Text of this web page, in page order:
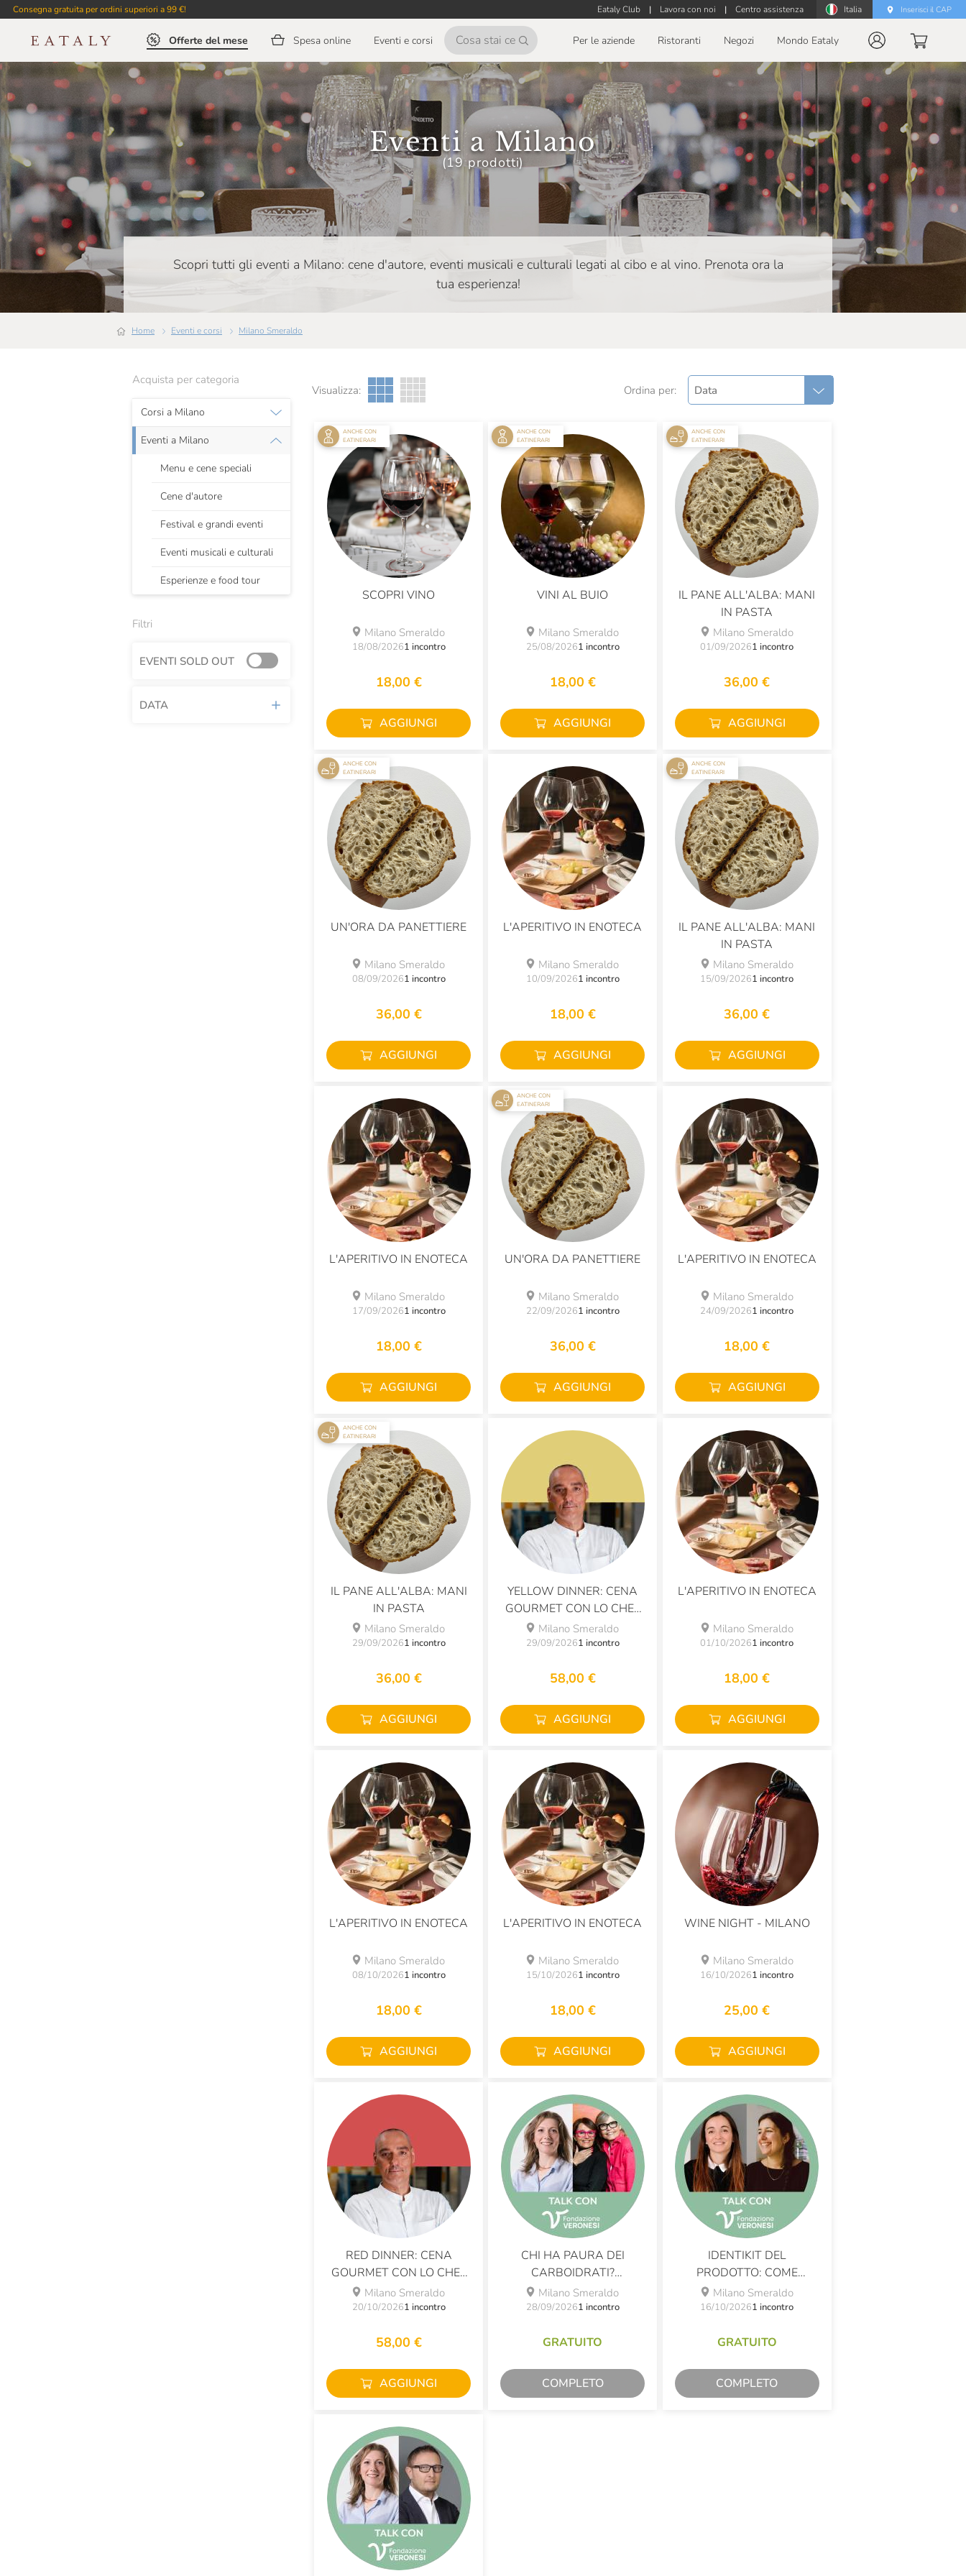
Consegna gratuita per ordini superiori a 99 €! Eataly Club | Lavora con noi | Centro assistenza Italia Inserisci il CAP
Offerte del mese Spesa online Eventi e corsi Per le aziende Ristoranti Negozi Mondo Eataly
Eventi a Milano
(19 prodotti)
Scopri tutti gli eventi a Milano: cene d'autore, eventi musicali e culturali legati al cibo e al vino. Prenota ora la
tua esperienza!
Home Eventi e corsi Milano Smeraldo
Acquista per categoria
Corsi a Milano
Eventi a Milano
Menu e cene speciali
Cene d'autore
Festival e grandi eventi
Eventi musicali e culturali
Esperienze e food tour
Filtri
EVENTI SOLD OUT
DATA
Visualizza: Ordina per: Data
ANCHE CON
EATINERARI
SCOPRI VINO
Milano Smeraldo
18/08/20261 incontro
18,00 €
AGGIUNGI
ANCHE CON
EATINERARI
VINI AL BUIO
Milano Smeraldo
25/08/20261 incontro
18,00 €
AGGIUNGI
ANCHE CON
EATINERARI
IL PANE ALL'ALBA: MANI
IN PASTA
Milano Smeraldo
01/09/20261 incontro
36,00 €
AGGIUNGI
ANCHE CON
EATINERARI
UN'ORA DA PANETTIERE
Milano Smeraldo
08/09/20261 incontro
36,00 €
AGGIUNGI
L'APERITIVO IN ENOTECA
Milano Smeraldo
10/09/20261 incontro
18,00 €
AGGIUNGI
ANCHE CON
EATINERARI
IL PANE ALL'ALBA: MANI
IN PASTA
Milano Smeraldo
15/09/20261 incontro
36,00 €
AGGIUNGI
L'APERITIVO IN ENOTECA
Milano Smeraldo
17/09/20261 incontro
18,00 €
AGGIUNGI
ANCHE CON
EATINERARI
UN'ORA DA PANETTIERE
Milano Smeraldo
22/09/20261 incontro
36,00 €
AGGIUNGI
L'APERITIVO IN ENOTECA
Milano Smeraldo
24/09/20261 incontro
18,00 €
AGGIUNGI
ANCHE CON
EATINERARI
IL PANE ALL'ALBA: MANI
IN PASTA
Milano Smeraldo
29/09/20261 incontro
36,00 €
AGGIUNGI
YELLOW DINNER: CENA
GOURMET CON LO CHEF
SALVINI
Milano Smeraldo
29/09/20261 incontro
58,00 €
AGGIUNGI
L'APERITIVO IN ENOTECA
Milano Smeraldo
01/10/20261 incontro
18,00 €
AGGIUNGI
L'APERITIVO IN ENOTECA
Milano Smeraldo
08/10/20261 incontro
18,00 €
AGGIUNGI
L'APERITIVO IN ENOTECA
Milano Smeraldo
15/10/20261 incontro
18,00 €
AGGIUNGI
WINE NIGHT - MILANO
Milano Smeraldo
16/10/20261 incontro
25,00 €
AGGIUNGI
RED DINNER: CENA
GOURMET CON LO CHEF
SALVINI
Milano Smeraldo
20/10/20261 incontro
58,00 €
AGGIUNGI
CHI HA PAURA DEI
CARBOIDRATI?
NUTRIENTI IMPORTANTI
SPESSO DEMONIZZATI
Milano Smeraldo
28/09/20261 incontro
GRATUITO
COMPLETO
IDENTIKIT DEL
PRODOTTO: COME
LEGGERE LE ETICHETTE E
CONSERVARE I CIBI IN
Milano Smeraldo
16/10/20261 incontro
GRATUITO
COMPLETO